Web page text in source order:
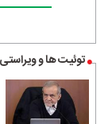
توئیت ها و